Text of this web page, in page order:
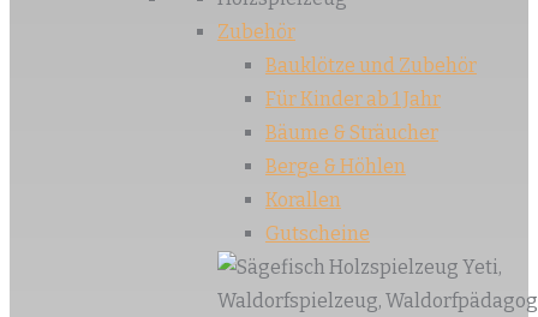
Zubehör
Bauklötze und Zubehör
Für Kinder ab 1 Jahr
Bäume & Sträucher
Berge & Höhlen
Korallen
Gutscheine